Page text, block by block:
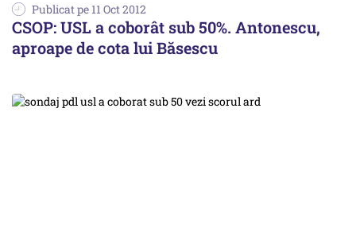
Publicat pe 11 Oct 2012
CSOP: USL a coborât sub 50%. Antonescu,
aproape de cota lui Băsescu